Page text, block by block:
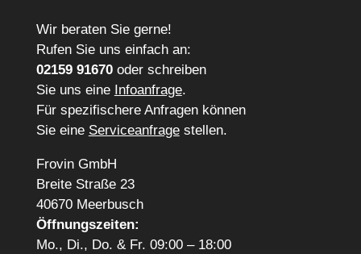
Wir beraten Sie gerne!
Rufen Sie uns einfach an:
02159 91670 oder schreiben
Sie uns eine Infoanfrage.
Für spezifischere Anfragen können
Sie eine Serviceanfragestellen.
Frovin GmbH
Breite Straße 23
40670 Meerbusch
Öffnungszeiten:
Mo., Di., Do. & Fr. 09:00 – 18:00